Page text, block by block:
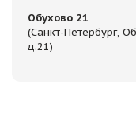
Обухово 21
(Санкт-Петербург,
д.21)